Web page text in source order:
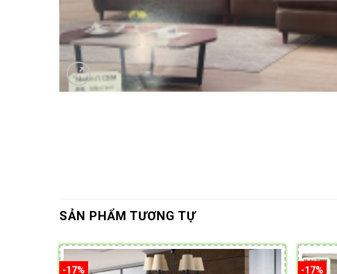
SẢN PHẨM TƯƠNG TỰ
-17% -17%